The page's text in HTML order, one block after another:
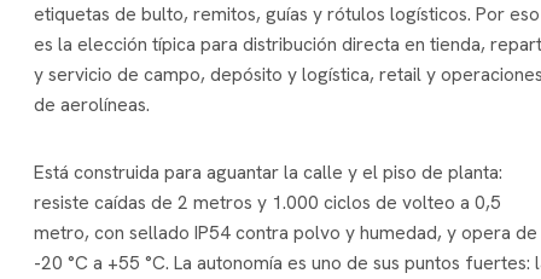
etiquetas de bulto, remitos, guías y rótulos logísticos. Por eso
es la elección típica para distribución directa en tienda,
y servicio de campo, depósito y logística, retail y
de aerolíneas.
Está construida para aguantar la calle y el piso de planta:
resiste caídas de 2 metros y 1.000 ciclos de volteo a 0,5
metro, con sellado IP54 contra polvo y humedad, y opera de
-20 °C a +55 °C. La autonomía es uno de sus puntos fuertes: